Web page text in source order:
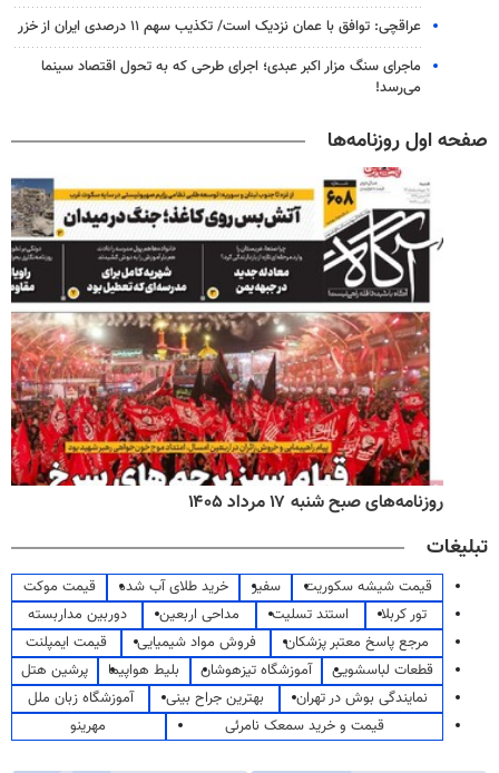
عراقچی: توافق با عمان نزدیک است/ تکذیب سهم ۱۱ درصدی ایران از خزر
ماجرای سنگ مزار اکبر عبدی؛ اجرای طرحی که به تحول اقتصاد سینما
می‌رسد!
صفحه اول روزنامه‌ها
روزنامه‌های صبح شنبه ۱۷ مرداد ۱۴۰۵
تبلیغات
قیمت شیشه سکوریت سفیر خرید طلای آب شده
قیمت موکت
تور کربلا
استند تسلیت مداحی اربعین
دوربین مداربسته
مرجع پاسخ معتبر پزشکان
فروش مواد شیمیایی
قیمت ایمپلنت
قطعات لباسشویی
آموزشگاه تیزهوشان بلیط هواپیما
پرشین هتل
نمایندگی بوش در تهران
بهترین جراح بینی
آموزشگاه زبان ملل
قیمت و خرید سمعک نامرئی
مهرینو